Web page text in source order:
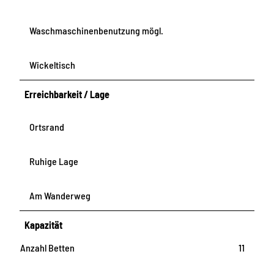
Waschmaschinenbenutzung mögl.
Wickeltisch
Erreichbarkeit / Lage
Ortsrand
Ruhige Lage
Am Wanderweg
Kapazität
Anzahl Betten
11